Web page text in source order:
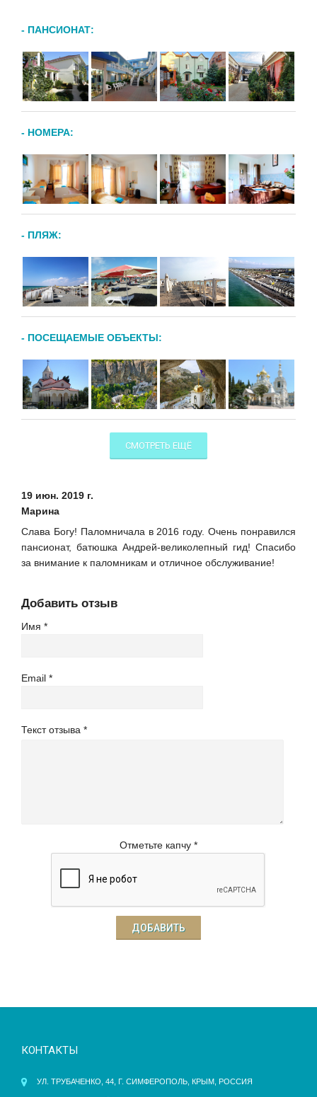
- ПАНСИОНАТ:
- НОМЕРА:
- ПЛЯЖ:
- ПОСЕЩАЕМЫЕ ОБЪЕКТЫ:
СМОТРЕТЬ ЕЩЁ
19 июн. 2019 г.
Марина
Слава Богу! Паломничала в 2016 году. Очень понравился
пансионат, батюшка Андрей-великолепный гид! Спасибо
за внимание к паломникам и отличное обслуживание!
Добавить отзыв
Имя
Email
Текст отзыва
Отметьте капчу *
ДОБАВИТЬ
КОНТАКТЫ
УЛ. ТРУБАЧЕНКО, 44, Г. СИМФЕРОПОЛЬ, КРЫМ, РОССИЯ